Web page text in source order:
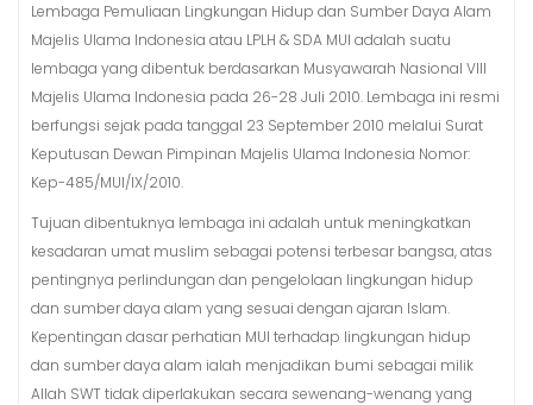
Lembaga Pemuliaan Lingkungan Hidup dan Sumber Daya Alam
Majelis Ulama Indonesia atau LPLH & SDA MUI adalah suatu
lembaga yang dibentuk berdasarkan Musyawarah Nasional VIII
Majelis Ulama Indonesia pada 26-28 Juli 2010. Lembaga ini resmi
berfungsi sejak pada tanggal 23 September 2010 melalui Surat
Keputusan Dewan Pimpinan Majelis Ulama Indonesia Nomor:
Kep-485/MUI/IX/2010.
Tujuan dibentuknya lembaga ini adalah untuk meningkatkan
kesadaran umat muslim sebagai potensi terbesar bangsa, atas
pentingnya perlindungan dan pengelolaan lingkungan hidup
dan sumber daya alam yang sesuai dengan ajaran Islam.
Kepentingan dasar perhatian MUI terhadap lingkungan hidup
dan sumber daya alam ialah menjadikan bumi sebagai milik
Allah SWT tidak diperlakukan secara sewenang-wenang yang